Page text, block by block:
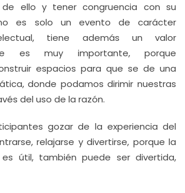
de ello y tener congruencia con su
es solo un evento de carácter
tiene además un valor
es muy importante, porque
espacios para que se de una
donde podamos dirimir nuestras
del uso de la razón.
gozar de la experiencia del
relajarse y divertirse, porque la
útil, también puede ser divertida,